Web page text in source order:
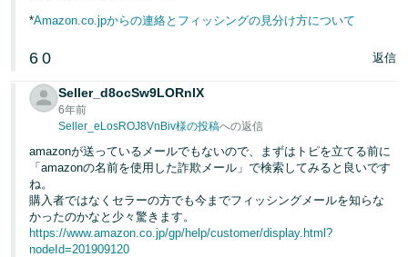
*Amazon.co.jpからの連絡とフィッシングの見分け方について
6 0 返信
Seller_d8ocSw9LORnIX
6年前
Seller_eLosROJ8VnBiv様の投稿への返信
amazonが送っているメールでもないので、まずはトピを立てる前に
「amazonの名前を使用した詐欺メール」で検索してみると良いです
ね。
購入者ではなくセラーの方でも今までフィッシングメールを知らな
かったのかなと少々驚きます。
https://www.amazon.co.jp/gp/help/customer/display.html?
nodeId=201909120